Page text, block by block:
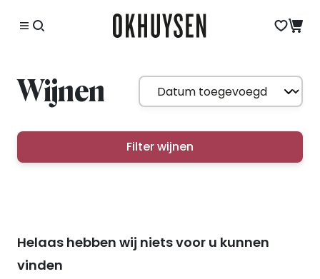
Wijnen
Filter wijnen
Helaas hebben wij niets voor u kunnen
vinden